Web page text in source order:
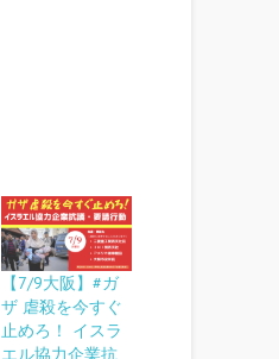
【7/9大阪】#ガ
ザ 虐殺を今すぐ
止めろ！ イスラ
エル協力企業抗